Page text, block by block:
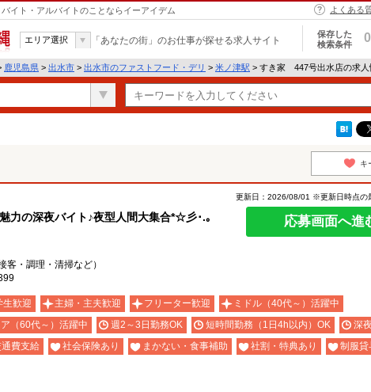
イト・アルバイトのことならイーアイデム よくある
エリア選択 「あなたの街」のお仕事が探せる求人サイト
保存した
検索条件
0
鹿児島県 > 出水市 > 出水市のファストフード・デリ > 米ノ津駅 > すき家 447号出水店の求人
キ
力の深夜バイト♪夜型人間大集合*☆彡･.｡
更新日：2026/08/01 ※更新日時点の
応募画面へ進
客・調理・清掃など）
生歓迎 主婦・主夫歓迎 フリーター歓迎
ミドル（40代～）活躍中
（60代～）活躍中 週2～3日勤務OK 短時間勤務（1日4h以内）OK
深
費支給 社会保険あり まかない・食事補助 社割・特典あり
制服貸